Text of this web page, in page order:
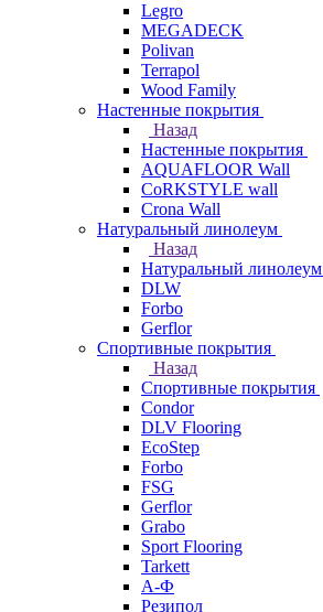
Legro
MEGADECK
Polivan
Terrapol
Wood Family
Настенные покрытия
Назад
Настенные покрытия
AQUAFLOOR Wall
CoRKSTYLE wall
Crona Wall
Натуральный линолеум
Назад
Натуральный линолеум
DLW
Forbo
Gerflor
Спортивные покрытия
Назад
Спортивные покрытия
Condor
DLV Flooring
EcoStep
Forbo
FSG
Gerflor
Grabo
Sport Flooring
Tarkett
А-Ф
Резипол